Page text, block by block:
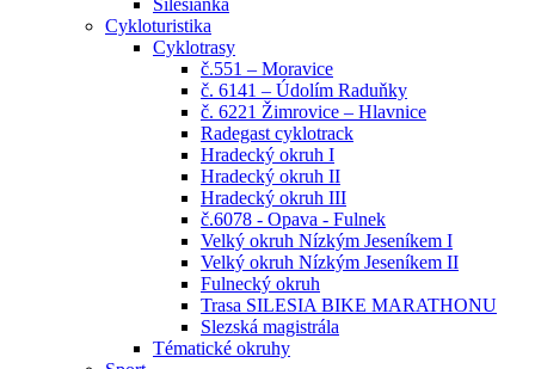
Silesianka
Cykloturistika
Cyklotrasy
č.551 – Moravice
č. 6141 – Údolím Raduňky
č. 6221 Žimrovice – Hlavnice
Radegast cyklotrack
Hradecký okruh I
Hradecký okruh II
Hradecký okruh III
č.6078 - Opava - Fulnek
Velký okruh Nízkým Jeseníkem I
Velký okruh Nízkým Jeseníkem II
Fulnecký okruh
Trasa SILESIA BIKE MARATHONU
Slezská magistrála
Tématické okruhy